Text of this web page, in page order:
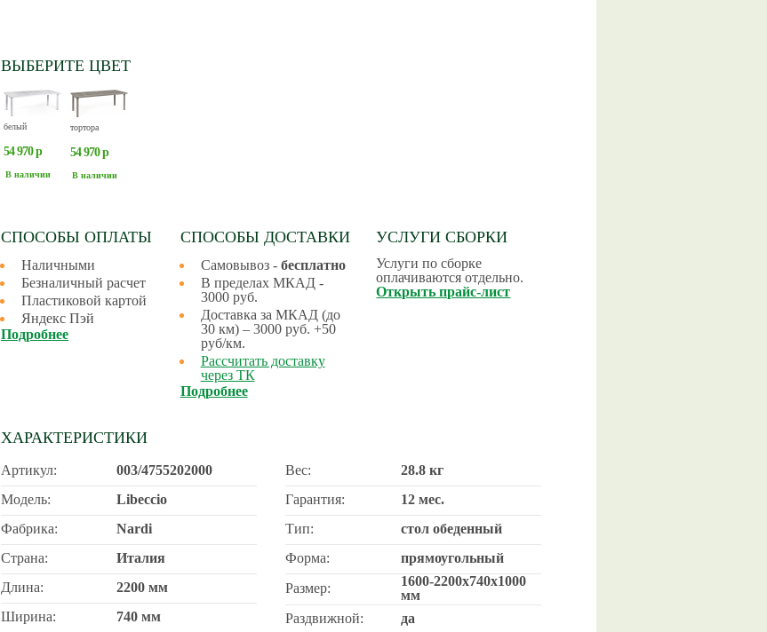
ВЫБЕРИТЕ ЦВЕТ
белый
54 970 р
В наличии
тортора
54 970 р
В наличии
СПОСОБЫ ОПЛАТЫ
Наличными
Безналичный расчет
Пластиковой картой
Яндекс Пэй
Подробнее
СПОСОБЫ ДОСТАВКИ
Самовывоз - бесплатно
В пределах МКАД -
3000 руб.
Доставка за МКАД (до
30 км) – 3000 руб. +50
руб/км.
Рассчитать доставку
через ТК
Подробнее
УСЛУГИ СБОРКИ
Услуги по сборке
оплачиваются отдельно.
Открыть прайс-лист
ХАРАКТЕРИСТИКИ
Артикул:
003/4755202000
Модель:
Libeccio
Фабрика:
Nardi
Страна:
Италия
Длина:
2200 мм
Ширина:
740 мм
Вес:
28.8 кг
Гарантия:
12 мес.
Тип:
стол обеденный
Форма:
прямоугольный
Размер:
1600-2200х740х1000
мм
Раздвижной:
да